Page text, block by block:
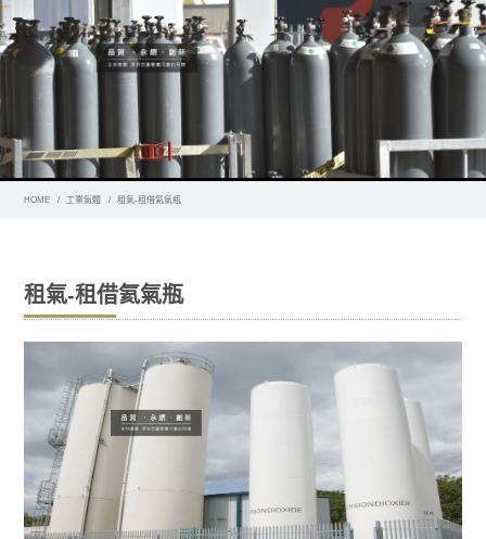
HOME 工業氣體 租氣-租借氦氣瓶
租氣-租借氦氣瓶